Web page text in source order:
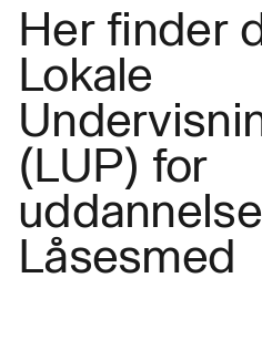
Her finder
Lokale
(LUP) for
Låsesmed